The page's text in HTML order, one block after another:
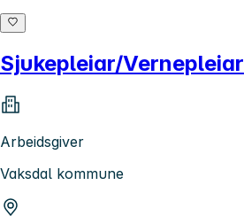
Sjukepleiar/Vernepleiar
Arbeidsgiver
Vaksdal kommune